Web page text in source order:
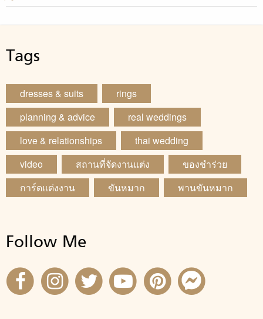
Tags
dresses & suits
rings
planning & advice
real weddings
love & relationships
thai wedding
video
สถานที่จัดงานแต่ง
ของชำร่วย
การ์ดแต่งงาน
ขันหมาก พานขันหมาก
Follow Me